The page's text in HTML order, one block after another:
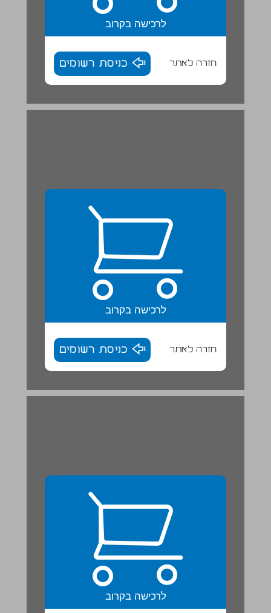
לרכישה בקרוב
חזרה לאתר כניסת רשומים
לרכישה בקרוב
חזרה לאתר כניסת רשומים
טקסט לא רציף ... 22
לרכישה בקרוב